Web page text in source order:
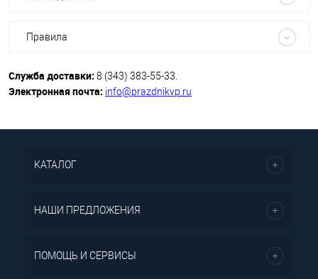
Правила
Служба доставки: 8 (343) 383-55-33.
Электронная почта: info@prazdnikvp.ru
КАТАЛОГ
НАШИ ПРЕДЛОЖЕНИЯ
ПОМОЩЬ И СЕРВИСЫ